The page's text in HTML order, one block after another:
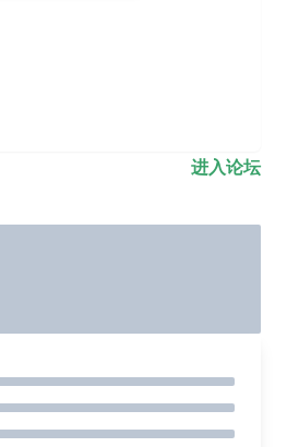
进入论坛